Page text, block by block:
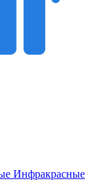
Инфракрасные